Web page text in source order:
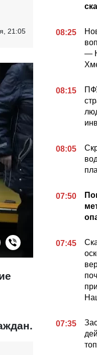
21:05 08:25
—
08:15
08:05
07:50
07:45
07:35